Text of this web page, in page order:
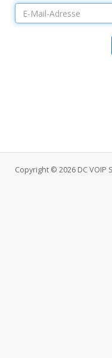
Copyright © 2026 DC VOIP